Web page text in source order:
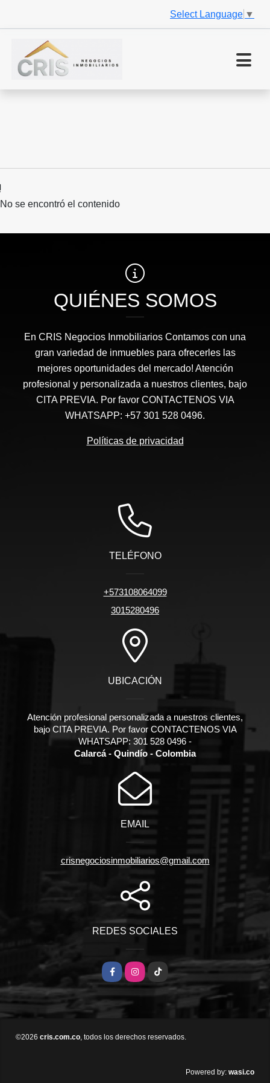
Select Language ▼
No se encontró el contenido
QUIÉNES SOMOS
En CRIS Negocios Inmobiliarios Contamos con una
gran variedad de inmuebles para ofrecerles las
mejores oportunidades del mercado! Atención
profesional y personalizada a nuestros clientes, bajo
CITA PREVIA. Por favor CONTACTENOS VIA
WHATSAPP: +57 301 528 0496.
Políticas de privacidad
TELÉFONO
+573108064099
3015280496
UBICACIÓN
Atención profesional personalizada a nuestros clientes,
bajo CITA PREVIA. Por favor CONTACTENOS VIA
WHATSAPP: 301 528 0496 -
Calarcá - Quindío - Colombia
EMAIL
crisnegociosinmobiliarios@gmail.com
REDES SOCIALES
FacebookInstagramTikTok
©2026 cris.com.co, todos los derechos reservados.
Powered by: wasi.co